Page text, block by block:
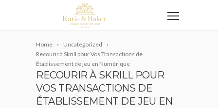
Home
Uncategorized
Recourir à Skrill pour Vos Transactions de
Établissement de jeu en Numérique
RECOURIR À SKRILL POUR
VOS TRANSACTIONS DE
ÉTABLISSEMENT DE JEU EN